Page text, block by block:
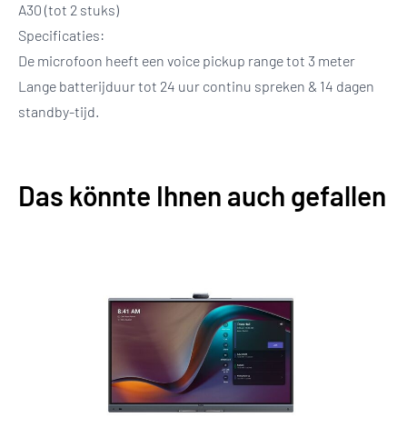
A30 (tot 2 stuks)
Specificaties:
De microfoon heeft een voice pickup range tot 3 meter
Lange batterijduur tot 24 uur continu spreken & 14 dagen
standby-tijd.
Das könnte Ihnen auch gefallen